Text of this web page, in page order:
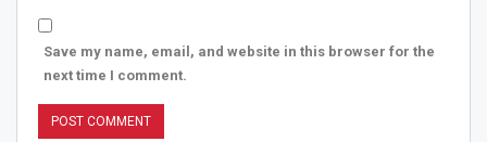
Save my name, email, and website in this browser for the
next time I comment.